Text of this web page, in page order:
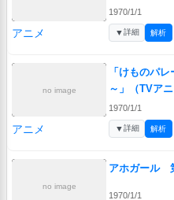
1970/1/1
アニメ ▼詳細 解析
no image
「けものパ
～」（TVア
1970/1/1
アニメ ▼詳細 解析
no image
アホガール
1970/1/1